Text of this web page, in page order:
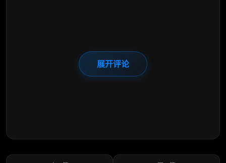
展开评论